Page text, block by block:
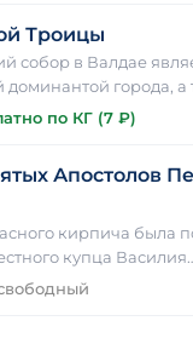
Троицы
собор в Валдае
доминантой города, а
по КГ (7 ₽)
Апостолов
кирпича была
купца Василия…